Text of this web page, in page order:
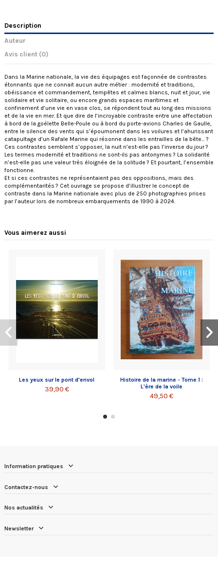
Description
Auteur
Avis client (0)
Dans la Marine nationale, la vie des équipages est façonnée de contrastes
étonnants que ne connait aucun autre métier : modernité et traditions,
obéissance et commandement, tempêtes et calmes blancs, nuit et jour, vie
solidaire et vie solitaire, ou encore grands espaces maritimes et
confinement d’une vie en vase clos, se répondent tout au long des missions
et de la vie en mer. Et que dire de l’incroyable contraste entre une affectation
à bord de la goélette Belle-Poule ou à bord du porte-avions Charles de Gaulle,
entre le silence des vents qui s’époumonent dans les voilures et l’ahurissant
catapultage d’un Rafale Marine qui résonne dans les entrailles de la bête… ?
Ces contrastes semblent s’opposer, la nuit n’est-elle pas l’inverse du jour ?
Les termes modernité et traditions ne sont-ils pas antonymes ? La solidarité
n’est-elle pas une valeur très éloignée de la solitude ? Et pourtant, l’ensemble
fonctionne.
Et si ces contrastes ne représentaient pas des oppositions, mais des
complémentarités ? Cet ouvrage se propose d’illustrer le concept de
contraste dans la Marine nationale avec plus de 250 photographies prises
par l’auteur lors de nombreux embarquements de 1990 à 2024.
Vous aimerez aussi
Les yeux sur le pont d'envol
39,90 €
Histoire de la marine - Tome 1 :
L'ère de la voile
49,50 €
Information pratiques
Contactez-nous
Nos actualités
Newsletter